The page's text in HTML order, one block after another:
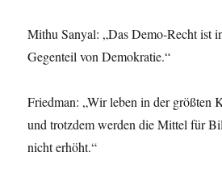
Mithu Sanyal: „Das Demo-Recht ist
Gegenteil von Demokratie.“
Friedman: „Wir leben in der größten
und trotzdem werden die Mittel für
nicht erhöht.“